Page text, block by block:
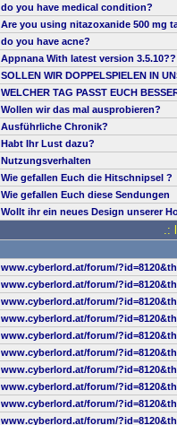
do you have medical condition?
Are you using nitazoxanide 500 mg
do you have acne?
Appnana With latest version 3.5.10??
SOLLEN WIR DOPPELSPIELEN IN
WELCHER TAG PASST EUCH
Wollen wir das mal ausprobieren?
Ausführliche Chronik?
Habt Ihr Lust dazu?
Nutzungsverhalten
Wie gefallen Euch die Hitschnipsel ?
Wie gefallen Euch diese Sendungen
Wollt ihr ein neues Design unserer
.:
www.cyberlord.at/forum/
www.cyberlord.at/forum/
www.cyberlord.at/forum/
www.cyberlord.at/forum/
www.cyberlord.at/forum/
www.cyberlord.at/forum/
www.cyberlord.at/forum/
www.cyberlord.at/forum/
www.cyberlord.at/forum/
www.cyberlord.at/forum/